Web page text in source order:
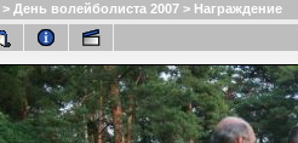
> День волейболиста 2007 > Награждение